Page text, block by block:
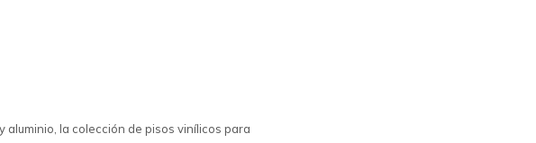
la colección de pisos vinílicos para